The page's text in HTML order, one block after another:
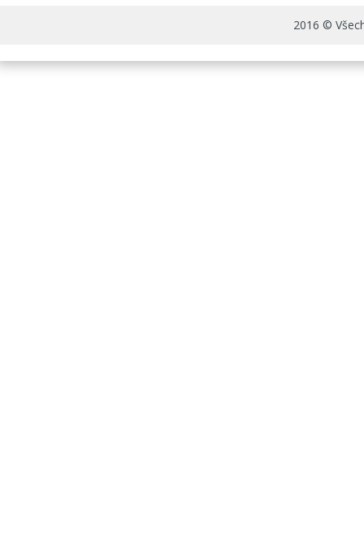
2016 ©